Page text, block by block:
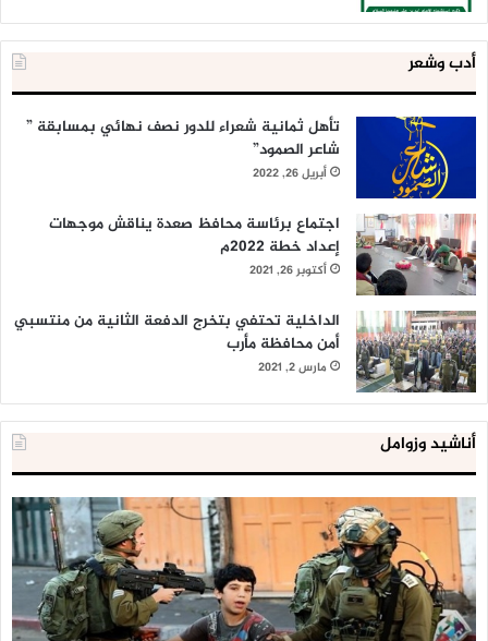
أدب وشعر
تأهل ثمانية شعراء للدور نصف نهائي بمسابقة ”
شاعر الصمود”
أبريل 26, 2022
اجتماع برئاسة محافظ صعدة يناقش موجهات
إعداد خطة 2022م
أكتوبر 26, 2021
الداخلية تحتفي بتخرج الدفعة الثانية من منتسبي
أمن محافظة مأرب
مارس 2, 2021
أناشيد وزوامل
العدو
الإسرائيلي
اعتقل
543
طفلا
فلسطينيا